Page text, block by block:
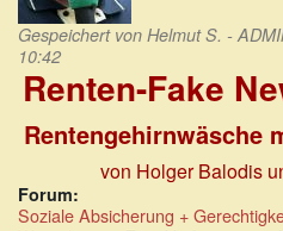
Gespeichert von Helmut S. -
10:42
Renten-Fake
Rentengehirnwäsche
von Holger Balodis
Forum:
Soziale Absicherung +